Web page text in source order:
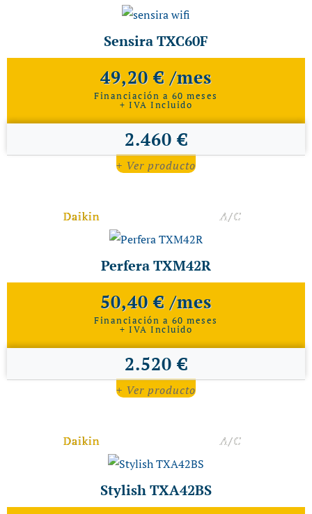
Sensira TXC60F
49,20 € /mes
Financiación a 60 meses
+ IVA Incluido
2.460 €
+ Ver producto
Daikin A/C
Perfera TXM42R
50,40 € /mes
Financiación a 60 meses
+ IVA Incluido
2.520 €
+ Ver producto
Daikin A/C
Stylish TXA42BS